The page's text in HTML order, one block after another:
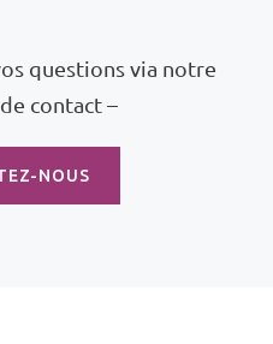
questions via notre
contact –
NOUS